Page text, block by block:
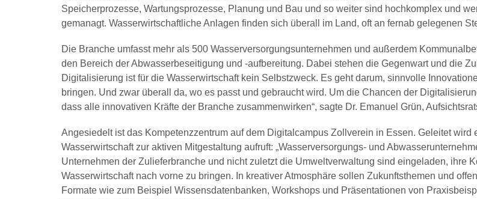
Speicherprozesse, Wartungsprozesse, Planung und Bau und so weiter sind hochkomplex und
gemanagt. Wasserwirtschaftliche Anlagen finden sich überall im Land, oft an fernab gelegenen
Die Branche umfasst mehr als 500 Wasserversorgungsunternehmen und außerdem
den Bereich der Abwasserbeseitigung und -aufbereitung. Dabei stehen die Gegenwart und die
Digitalisierung ist für die Wasserwirtschaft kein Selbstzweck. Es geht darum, sinnvolle
bringen. Und zwar überall da, wo es passt und gebraucht wird. Um die Chancen der
dass alle innovativen Kräfte der Branche zusammenwirken“, sagte Dr. Emanuel Grün,
Angesiedelt ist das Kompetenzzentrum auf dem Digitalcampus Zollverein in Essen. Geleitet
Wasserwirtschaft zur aktiven Mitgestaltung aufruft: „Wasserversorgungs- und
Unternehmen der Zulieferbranche und nicht zuletzt die Umweltverwaltung sind eingeladen, ihre
Wasserwirtschaft nach vorne zu bringen. In kreativer Atmosphäre sollen Zukunftsthemen und
Formate wie zum Beispiel Wissensdatenbanken, Workshops und Präsentationen von